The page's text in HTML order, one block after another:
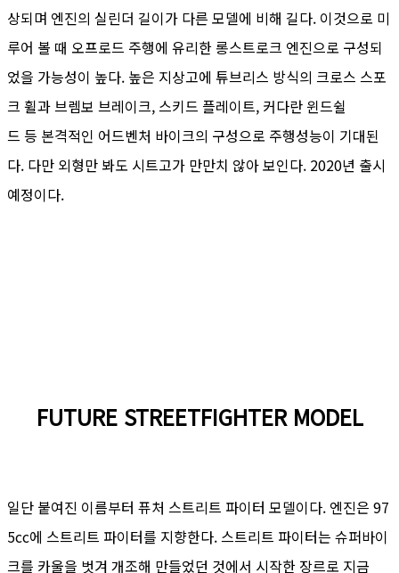
상되며 엔진의 실린더 길이가 다른 모델에 비해 길다. 이것으로 미
루어 볼 때 오프로드 주행에 유리한 롱스트로크 엔진으로 구성되
었을 가능성이 높다. 높은 지상고에 튜브리스 방식의 크로스 스포
크 휠과 브렘보 브레이크, 스키드 플레이트, 커다란 윈드쉴
드 등 본격적인 어드벤처 바이크의 구성으로 주행성능이 기대된
다. 다만 외형만 봐도 시트고가 만만치 않아 보인다. 2020년 출시
예정이다.
FUTURE STREETFIGHTER MODEL
일단 붙여진 이름부터 퓨처 스트리트 파이터 모델이다. 엔진은 97
5cc에 스트리트 파이터를 지향한다. 스트리트 파이터는 슈퍼바이
크를 카울을 벗겨 개조해 만들었던 것에서 시작한 장르로 지금